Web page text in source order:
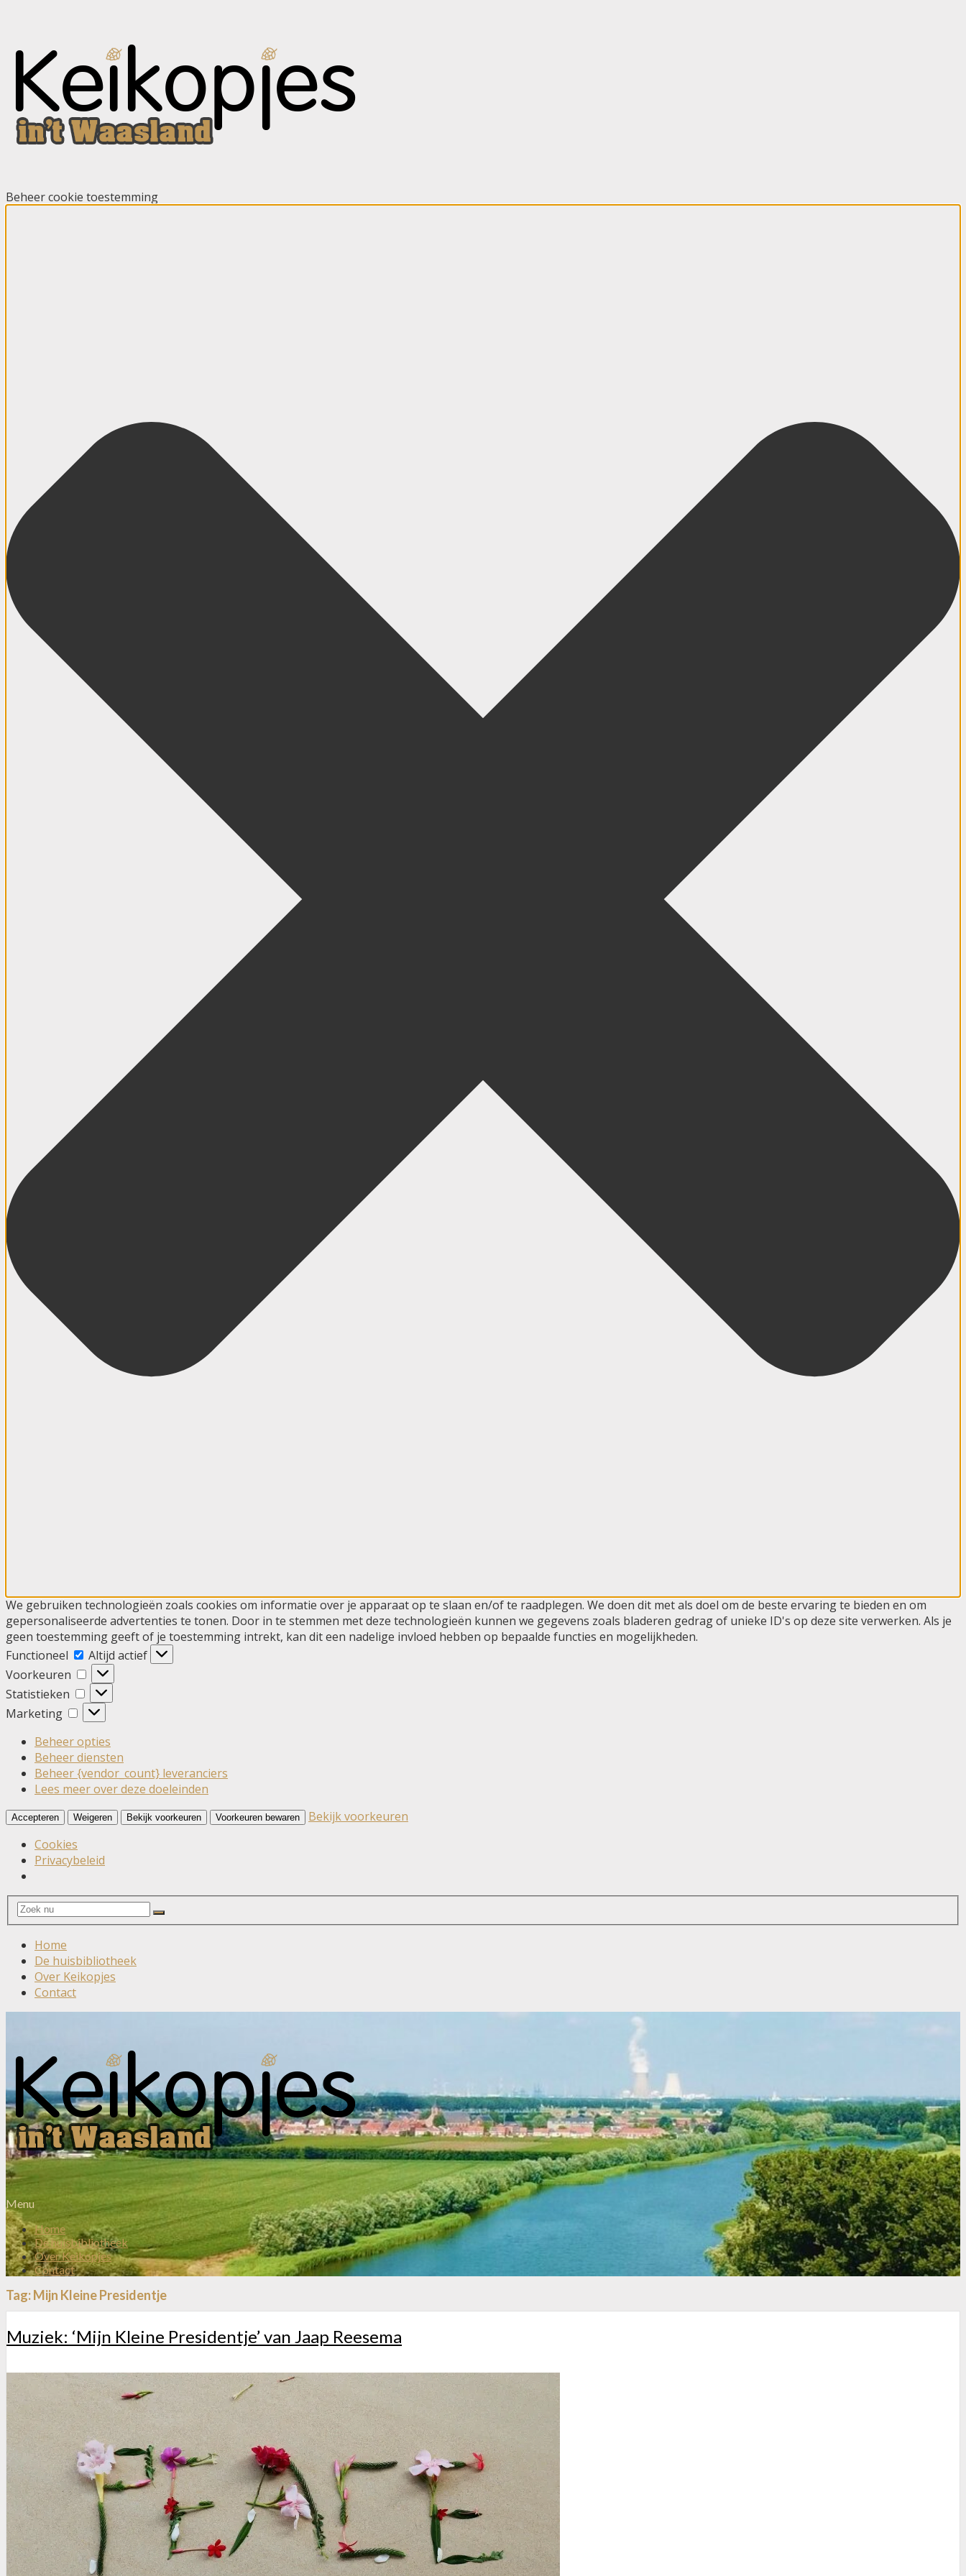
Beheer cookie toestemming
We gebruiken technologieën zoals cookies om informatie over je apparaat op te slaan en/of te raadplegen. We doen dit met als doel om de beste ervaring te bieden en om
gepersonaliseerde advertenties te tonen. Door in te stemmen met deze technologieën kunnen we gegevens zoals bladeren gedrag of unieke ID's op deze site verwerken. Als je
geen toestemming geeft of je toestemming intrekt, kan dit een nadelige invloed hebben op bepaalde functies en mogelijkheden.
Functioneel
Functioneel
Altijd actief
Voorkeuren
Voorkeuren
Statistieken
Statistieken
Marketing
Marketing
Beheer opties
Beheer diensten
Beheer {vendor_count} leveranciers
Lees meer over deze doeleinden
Accepteren Weigeren Bekijk voorkeuren Voorkeuren bewaren
Bekijk voorkeuren
Cookies
Privacybeleid
Search
for:
Search
Home
De huisbibliotheek
Over Keikopjes
Contact
Menu
Home
De huisbibliotheek
Over Keikopjes
Contact
Tag:Mijn Kleine Presidentje
Muziek: ‘Mijn Kleine Presidentje’ van Jaap Reesema